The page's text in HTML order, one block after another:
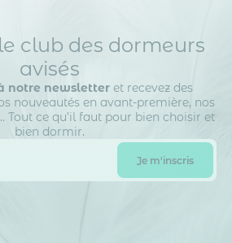
club des dormeurs
avisés
notre newsletteret recevez des
nouveautés en avant-première, nos
Tout ce qu’il faut pour bien choisir et
bien dormir.